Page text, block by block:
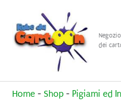
contenuto
dei
Home - Shop - Pigiami ed